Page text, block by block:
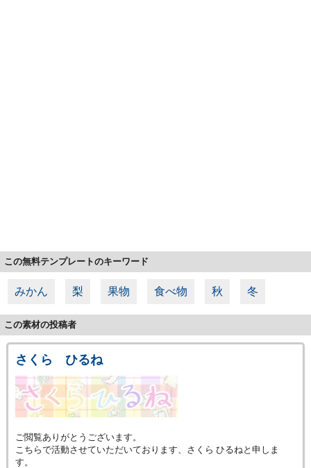
この無料テンプレートのキーワード
みかん 梨 果物 食べ物 秋 冬
この素材の投稿者
さくら ひるね
ご閲覧ありがとうございます。
こちらで活動させていただいております、さくら ひるねと申しま
す。